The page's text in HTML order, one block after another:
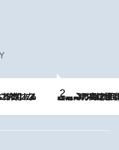
2026.8.7
「湘南乃風に憧れて」観客大盛上がりの“タオル回し”に、ラッパー顔負けの高速歌唱まで…さだまさし（74）のアグレッシブすぎる現在地